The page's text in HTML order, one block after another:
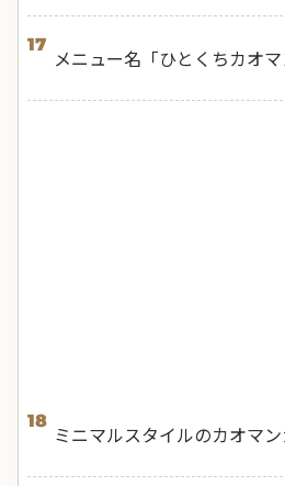
17
メニュー名「ひとくちカオマ
18
ミニマルスタイルのカオマ